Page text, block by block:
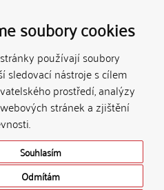
soubory cookies
používají soubory
sledovací nástroje s cílem
prostředí, analýzy
stránek a zjištění
Souhlasím
Odmítám
k
not
of